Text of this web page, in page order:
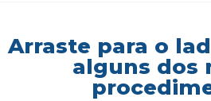
Arraste para o
alguns dos